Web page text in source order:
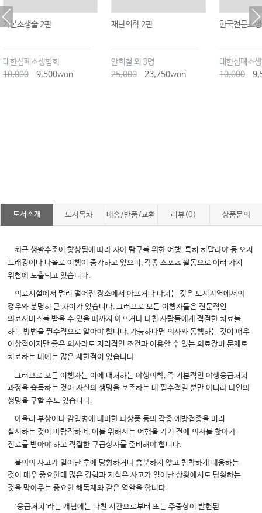
기본소생술 2판
대한심폐소생협회
10,000
9,500won
재난의학 2판
안희철 외 3명
25,000
23,750won
한국전문소
대한심폐소
10,000
도서소개 도서목차 배송/반품/교환 리뷰(0) 상품문의
최근 생활수준이 향상됨에 따라 자아 탐구를 위한 여행, 특히 히말라야 등 오지
트래킹이나 나홀로 여행이 증가하고 있으며,각종 스포츠 활동으로 여러 가지
위험에 노출되고 있습니다.
의료시설에서 멀리 떨어진 장소에서 아프거나 다치는 것은 도시지역에서의
경우와 분명히 큰 차이가 있습니다.그러므로 모든 여행자들은 전문적인
의료서비스를 받을 수 있을 때까지 아프거나 다친 사람들에게 적절한 치료를
하는 방법을 필수적으로 알아야 합니다.가능하다면 의사와 동행하는 것이 매우
이상적이지만 좋은 의사라도 지리적인 조건과 이용할 수 있는 의료장비 문제로
치료하는 데에는 많은 제한점이 있습니다.
그러므로 모든 여행자는 이에 대처하는 야생의학, 즉 기본적인 야생응급처치
과정을 습득하는 것이 자신의 생명을 보존하는 데 필수적일 뿐만 아니라 타인의
생명을 구할 수도 있습니다.
아울러 부상이나 감염병에 대비한 파상풍 등의 각종 예방접종을 미리
실시하는 것이 바람직하며,이를 위해서는 여행을 가기 전에 의사를 찾아가
진료를 받아야 하고 적절한 구급상자를 준비해야 합니다.
불의의 사고가 일어난 후에 당황하거나 흥분하지 않고 침착하게 대응하는
것이 매우 중요한데 많은 경험과 지식은 사고가 일어난 상황에서도 당황하는
것을 막아주는 중요한 해독제와 같은 역할을 합니다.
‘응급처치 ’라는 개념에는 다친 시간으로부터 또는 주증상이 발현된